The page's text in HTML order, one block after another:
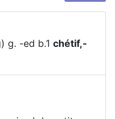
g. -ed b.1 chétif,-